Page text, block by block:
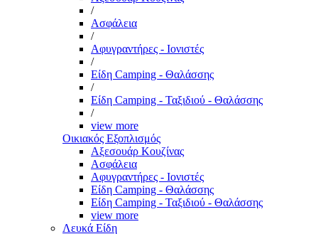
/
Ασφάλεια
/
Αφυγραντήρες - Ιονιστές
/
Είδη Camping - Θαλάσσης
/
Είδη Camping - Ταξιδιού - Θαλάσσης
/
view more
Οικιακός Εξοπλισμός
Αξεσουάρ Κουζίνας
Ασφάλεια
Αφυγραντήρες - Ιονιστές
Είδη Camping - Θαλάσσης
Είδη Camping - Ταξιδιού - Θαλάσσης
view more
Λευκά Είδη